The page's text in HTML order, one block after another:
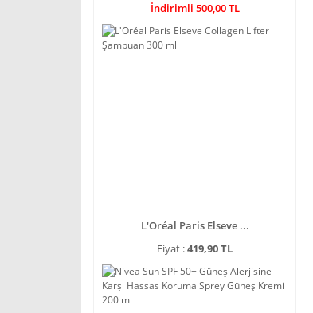
İndirimli 500,00 TL
L'Oréal Paris Elseve ...
Fiyat :419,90 TL